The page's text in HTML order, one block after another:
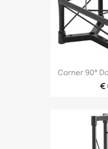

Corner 90°
€